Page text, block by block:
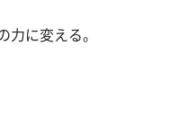
に変える。